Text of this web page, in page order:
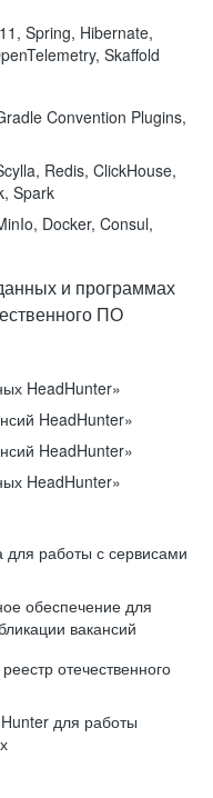
Spring, Hibernate,
Skaffold
Convention Plugins,
Redis, ClickHouse,
Spark
Docker, Consul,
и программах
ПО
HeadHunter»
HeadHunter»
HeadHunter»
HeadHunter»
работы с сервисами
обеспечение для
вакансий
отечественного
для работы